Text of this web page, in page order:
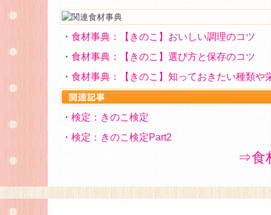
・ 食材事典：【きのこ】おいしい調理のコツ
・ 食材事典：【きのこ】選び方と保存のコツ
・ 食材事典：【きのこ】知っておきたい種類や
・ 検定：きのこ検定
・ 検定：きのこ検定Part2
⇒食